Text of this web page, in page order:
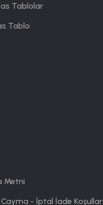
Tablolar
Tablo
Metni
- İptal İade Koşulları